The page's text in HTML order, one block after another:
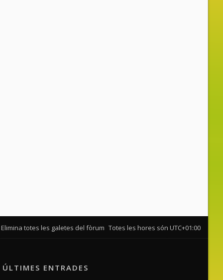
Totes les hores són UTC+01:00
Elimina totes les galetes del fòrum
ÚLTIMES ENTRADES